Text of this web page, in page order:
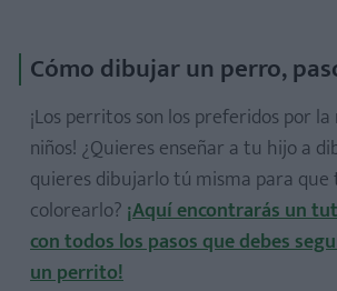
Cómo dibujar un perro,
¡Los perritos son los preferidos por
niños! ¿Quieres enseñar a tu hijo a
quieres dibujarlo tú misma para que
colorearlo? ¡Aquí encontrarás un
con todos los pasos que debes
un perrito!